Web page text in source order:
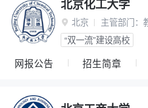
北京化工大学
 北京 主管部门：
“双一流”建设高校
网报公告 招生简章